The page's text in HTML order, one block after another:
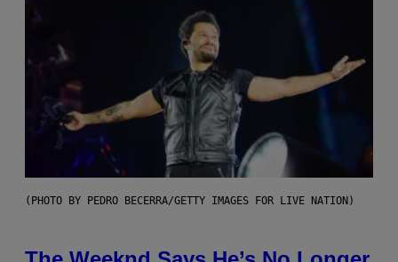
(PHOTO BY PEDRO BECERRA/GETTY IMAGES FOR LIVE NATION)